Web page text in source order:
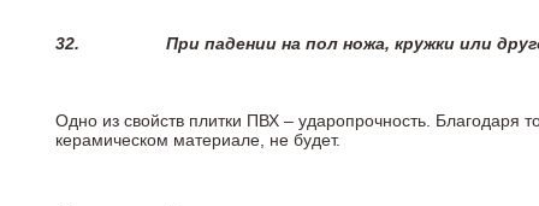
32. При падении на пол ножа, кружки или
Одно из свойств плитки ПВХ – ударопрочность. Благодаря
керамическом материале, не будет.